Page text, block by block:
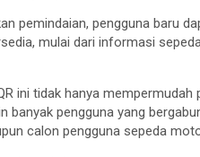
pemindaian, pengguna baru
mulai dari informasi
ini tidak hanya
banyak pengguna yang
calon pengguna sepeda